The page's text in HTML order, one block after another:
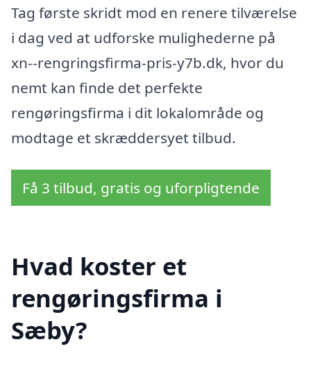
Tag første skridt mod en renere tilværelse
i dag ved at udforske mulighederne på
xn--rengringsfirma-pris-y7b.dk, hvor du
nemt kan finde det perfekte
rengøringsfirma i dit lokalområde og
modtage et skræddersyet tilbud.
Få 3 tilbud, gratis og uforpligtende
Hvad koster et
rengøringsfirma i
Sæby?